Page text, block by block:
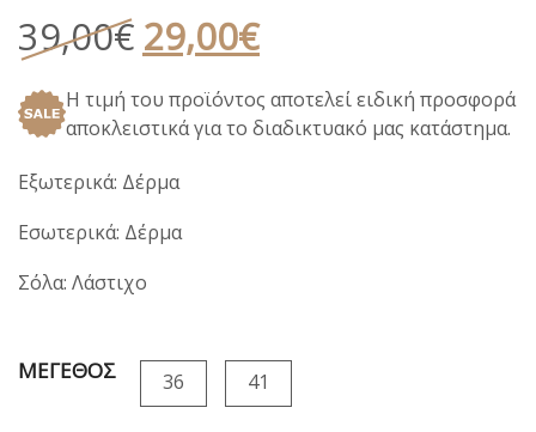
39,00€ Original
price
was:
39,00€.
29,00€Η
τρέχουσα
τιμή
είναι:
Η τιμή του προϊόντος αποτελεί ειδική προσφορά
αποκλειστικά για το διαδικτυακό μας κατάστημα.
Εξωτερικά: Δέρμα
Εσωτερικά: Δέρμα
Σόλα: Λάστιχο
ΜΕΓΕΘΟΣ 36 41